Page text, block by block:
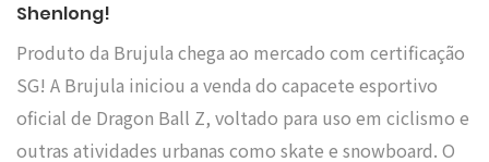
Shenlong!
Produto da Brujula chega ao mercado com certificação
SG! A Brujula iniciou a venda do capacete esportivo
oficial de Dragon Ball Z, voltado para uso em ciclismo e
outras atividades urbanas como skate e snowboard. O